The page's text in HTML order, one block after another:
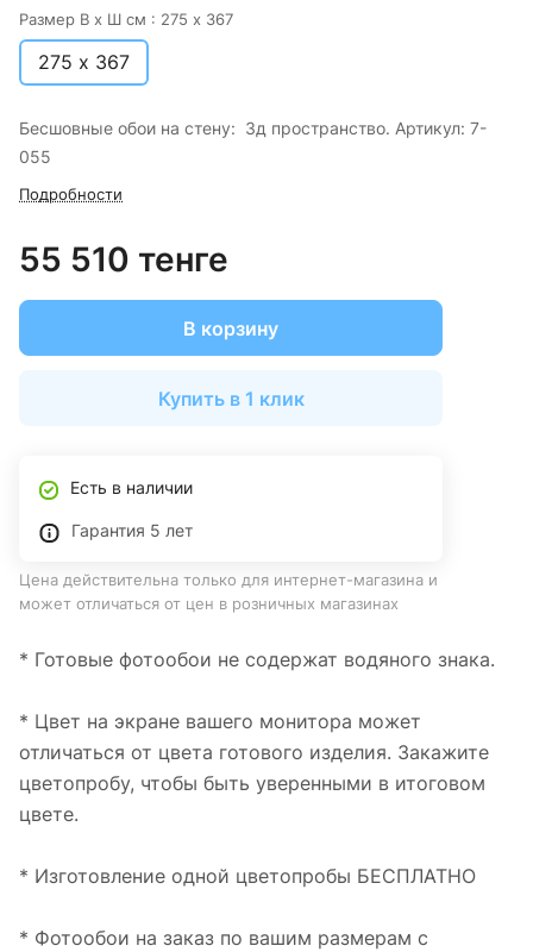
Размер В х Ш см : 275 х 367
275 х 367
Бесшовные обои на стену: 3д пространство. Артикул: 7-
055
Подробности
55 510 тенге
В корзину
Купить в 1 клик
Есть в наличии
Гарантия 5 лет
Цена действительна только для интернет-магазина и
может отличаться от цен в розничных магазинах
* Готовые фотообои не содержат водяного знака.
* Цвет на экране вашего монитора может
отличаться от цвета готового изделия. Закажите
цветопробу, чтобы быть уверенными в итоговом
цвете.
* Изготовление одной цветопробы БЕСПЛАТНО
* Фотообои на заказ по вашим размерам с